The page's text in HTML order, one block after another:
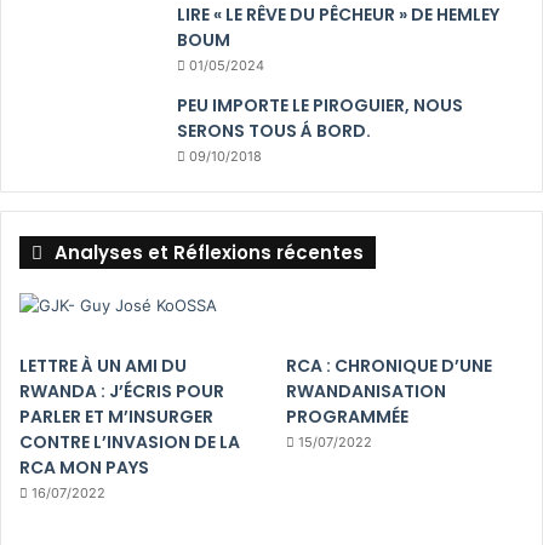
LIRE « LE RÊVE DU PÊCHEUR » DE HEMLEY
BOUM
01/05/2024
PEU IMPORTE LE PIROGUIER, NOUS
SERONS TOUS Á BORD.
09/10/2018
Analyses et Réflexions récentes
LETTRE À UN AMI DU
RWANDA : J’ÉCRIS POUR
PARLER ET M’INSURGER
CONTRE L’INVASION DE LA
RCA MON PAYS
16/07/2022
RCA : CHRONIQUE D’UNE
RWANDANISATION
PROGRAMMÉE
15/07/2022